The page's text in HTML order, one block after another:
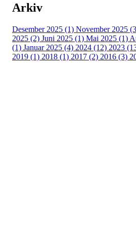
Arkiv
Desember 2025 (1) November 2025
2025 (2) Juni 2025 (1) Mai 2025 (1)
(1) Januar 2025 (4) 2024 (12) 2023
2019 (1) 2018 (1) 2017 (2) 2016 (3)